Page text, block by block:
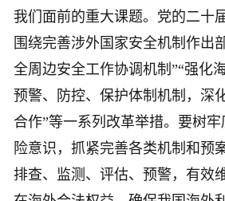
我们面前的重大课题。党的二十
围绕完善涉外国家安全机制作出
全周边安全工作协调机制”“强化
预警、防控、保护体制机制，深
合作”等一系列改革举措。要树
险意识，抓紧完善各类机制和预
排查、监测、评估、预警，有效